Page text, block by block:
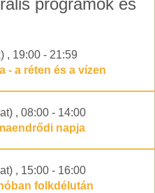
, 19:00 - 21:59
- a réten és a vízen
, 08:00 - 14:00
napja
, 15:00 - 16:00
folkdélután